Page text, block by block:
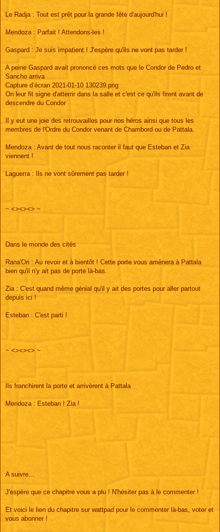
Le Radja : Tout est prêt pour la grande fête d'aujourd'hui !
Mendoza : Parfait ! Attendons-les !
Gaspard : Je suis impatient ! J'espère qu'ils ne vont pas tarder !
A peine Gaspard avait prononcé ces mots que le Condor de Pedro et
Sancho arriva
Capture d’écran 2021-01-10 130239.png
On leur fit signe d'atterrir dans la salle et c'est ce qu'ils firent avant de
descendre du Condor
Il y eut une joie des retrouvailles pour nos héros ainsi que tous les
membres de l'Ordre du Condor venant de Chambord ou de Pattala.
Mendoza : Avant de tout nous raconter il faut que Esteban et Zia
viennent !
Laguerra : Ils ne vont sûrement pas tarder !
~ <><><> ~
Dans le monde des cités
Rana'Ori : Au revoir et à bientôt ! Cette porte vous amènera à Pattala
bien qu'il n'y ait pas de porte là-bas.
Zia : C'est quand même génial qu'il y ait des portes pour aller partout
depuis ici !
Esteban : C'est parti !
~ <><><> ~
Ils franchirent la porte et arrivèrent à Pattala
Mendoza : Esteban ! Zia !
A suivre...
J'espère que ce chapitre vous a plu ! N'hésiter pas à le commenter !
Et voici le lien du chapitre sur wattpad pour le commenter là-bas, voter et
vous abonner !